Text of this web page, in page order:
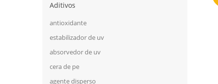
Aditivos
antioxidante
estabilizador de uv
absorvedor de uv
cera de pe
agente disperso